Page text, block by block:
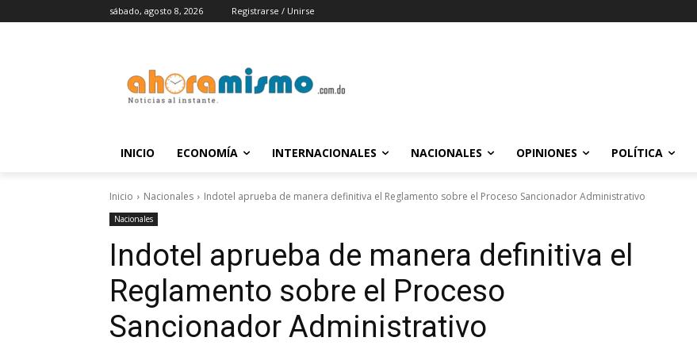
sábado, agosto 8, 2026 Registrarse / Unirse
INICIO ECONOMÍA INTERNACIONALES NACIONALES OPINIONES POLÍTICA
Inicio Nacionales Indotel aprueba de manera definitiva el Reglamento sobre el Proceso Sancionador Administrativo
Nacionales
Indotel aprueba de manera definitiva el
Reglamento sobre el Proceso
Sancionador Administrativo